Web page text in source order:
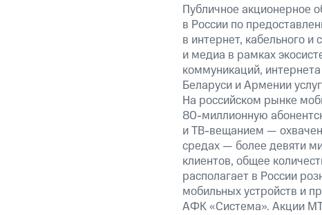
Публичное
в России по
в интернет, кабельного
и медиа в рамках
коммуникаций,
Беларуси и Армении
На российском рынке
80-миллионную
и ТВ-вещанием —
средах — более девяти
клиентов, общее
располагает в России
мобильных устройств и
АФК «Система». Акции